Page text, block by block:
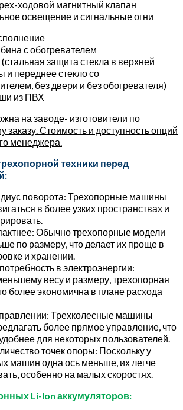
ходовой магнитный клапан
освещение и сигнальные огни
с обогревателем
защита стекла в верхней
и переднее стекло со
без двери и без обогревателя)
из ПВХ
на заводе- изготовители по
заказу. Стоимость и доступность опций
менеджера.
техники перед
поворота: Трехопорные машины
в более узких пространствах и
Обычно трехопорные модели
по размеру, что делает их проще в
и хранении.
в электроэнергии:
весу и размеру, трехопорная
более экономична в плане расхода
Трехколесные машины
более прямое управление, что
для некоторых пользователей.
точек опоры: Поскольку у
машин одна ось меньше, их легче
особенно на малых скоростях.
Li-Ion аккумуляторов: